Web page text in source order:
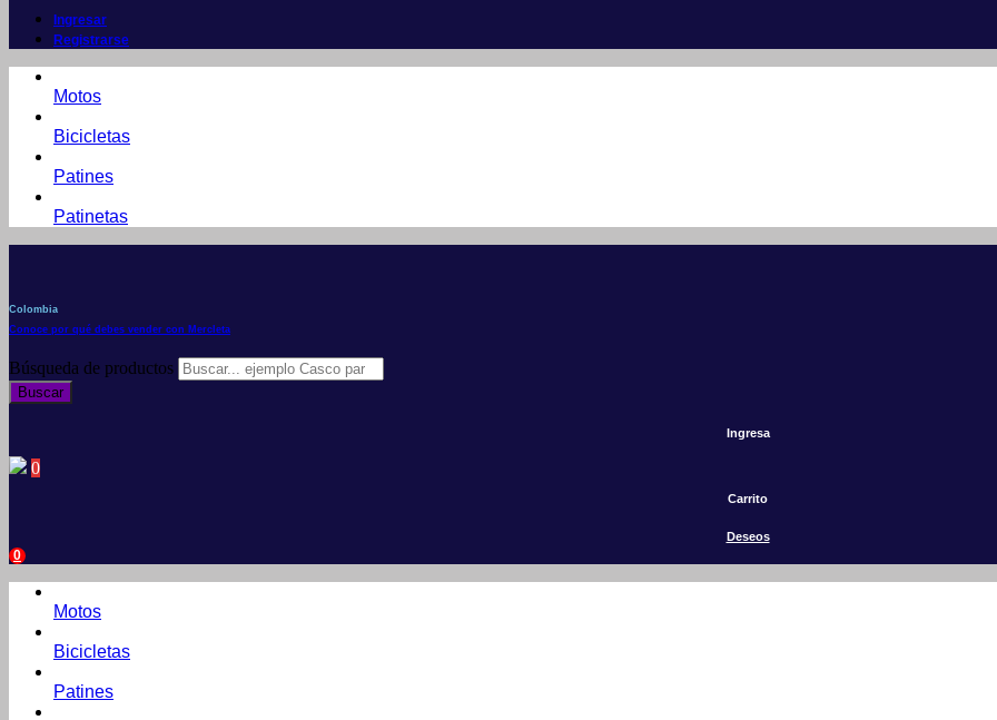
Ingresar
Registrarse
Motos
Bicicletas
Patines
Patinetas
Colombia
Conoce por qué debes vender con Mercleta
Búsqueda de productos
Buscar
Ingresa
0
Carrito
Deseos
0
Motos
Bicicletas
Patines